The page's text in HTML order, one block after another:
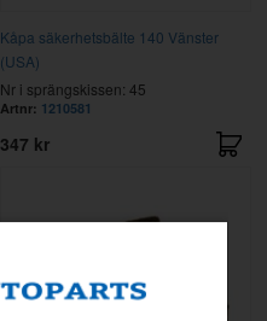
Kåpa säkerhetsbälte 140 Vänster
(USA)
Nr i sprängskissen: 45
Artnr: 1210581
347 kr